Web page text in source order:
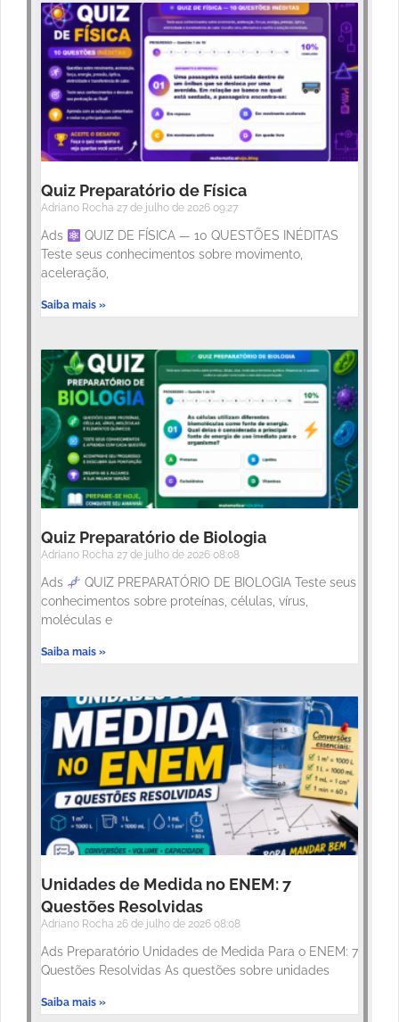
Quiz Preparatório de Física
Adriano Rocha 27 de julho de 2026 09:27
Ads
QUIZ DE FÍSICA — 10 QUESTÕES INÉDITAS
Teste seus conhecimentos sobre movimento,
aceleração,
Saiba mais »
Quiz Preparatório de Biologia
Adriano Rocha 27 de julho de 2026 08:08
Ads
QUIZ PREPARATÓRIO DE BIOLOGIA Teste seus
conhecimentos sobre proteínas, células, vírus,
moléculas e
Saiba mais »
Unidades de Medida no ENEM: 7
Questões Resolvidas
Adriano Rocha 26 de julho de 2026 08:08
Ads Preparatório Unidades de Medida Para o ENEM: 7
Questões Resolvidas As questões sobre unidades
Saiba mais »